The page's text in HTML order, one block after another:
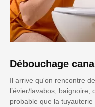
Débouchage
Il arrive qu'on rencontre
l’évier/lavabos, baignoire,
probable que la